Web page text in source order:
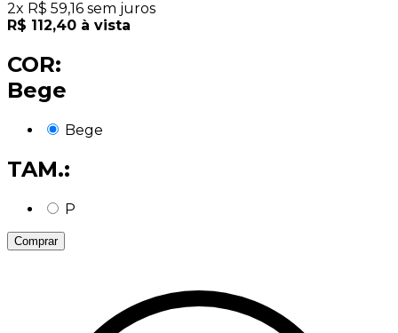
2x R$ 59,16 sem juros
R$ 112,40 à vista
COR:
Bege
Bege
TAM.:
P
Comprar